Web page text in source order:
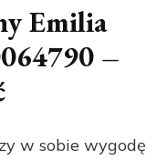
Emilia
–
w sobie wygodę